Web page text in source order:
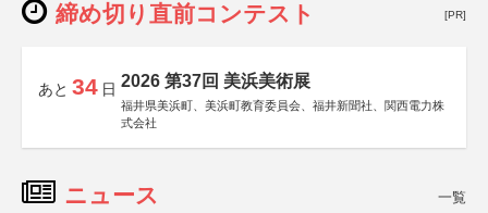
締め切り直前コンテスト [PR]
あと 34 日 2026 第37回 美浜美術展
福井県美浜町、美浜町教育委員会、福井新聞社、関西電力株
式会社
ニュース 一覧